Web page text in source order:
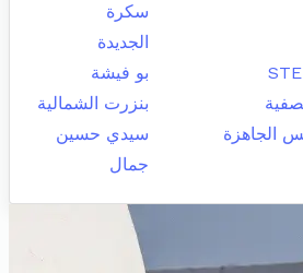
سكرة
الجديدة
بو فيشة
بنزرت الشمالية
الجاهزة
سيدي حسين
جمال